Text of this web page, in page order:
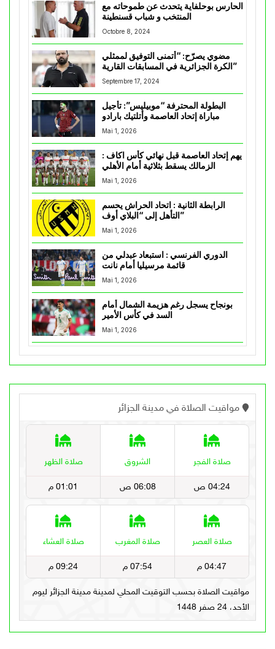
الحارس بوحلفاية يتحدث عن طموحاته مع
المنتخب و شباب قسنطينة
Octobre 8, 2024
مضوي يصرّح: “أتمنى التوفيق لممثلي
الكرة الجزائرية في المسابقات القارية”
Septembre 17, 2024
البطولة المحترفة “موبيليس”: تأجيل
مباراة إتحاد العاصمة وأتلتيك بارادو
Mai 1, 2026
يهم إتحاد العاصمة قبل نهائي كأس اكاف :
Mai 1, 2026
الرابطة الثانية : اتحاد الحراش يحسم
التأهل إلى “البلاي أوف”
Mai 1, 2026
الدوري الفرنسي : استبعاد عبدلي من
قائمة مرسيليا أمام نانت
Mai 1, 2026
بونجاح يسجل رغم هزيمة الشمال أمام
السد في كأس الأمير
Mai 1, 2026